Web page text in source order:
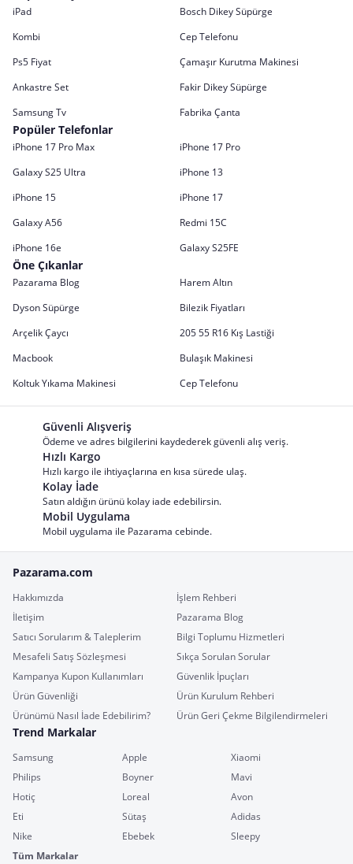
iPad
Bosch Dikey Süpürge
Kombi
Cep Telefonu
Ps5 Fiyat
Çamaşır Kurutma Makinesi
Ankastre Set
Fakir Dikey Süpürge
Samsung Tv
Fabrika Çanta
Popüler Telefonlar
iPhone 17 Pro Max
iPhone 17 Pro
Galaxy S25 Ultra
iPhone 13
iPhone 15
iPhone 17
Galaxy A56
Redmi 15C
iPhone 16e
Galaxy S25FE
Öne Çıkanlar
Pazarama Blog
Harem Altın
Dyson Süpürge
Bilezik Fiyatları
Arçelik Çaycı
205 55 R16 Kış Lastiği
Macbook
Bulaşık Makinesi
Koltuk Yıkama Makinesi
Cep Telefonu
Güvenli Alışveriş
Ödeme ve adres bilgilerini kaydederek güvenli alış veriş.
Hızlı Kargo
Hızlı kargo ile ihtiyaçlarına en kısa sürede ulaş.
Kolay İade
Satın aldığın ürünü kolay iade edebilirsin.
Mobil Uygulama
Mobil uygulama ile Pazarama cebinde.
Pazarama.com
Hakkımızda
İşlem Rehberi
İletişim
Pazarama Blog
Satıcı Sorularım & Taleplerim
Bilgi Toplumu Hizmetleri
Mesafeli Satış Sözleşmesi
Sıkça Sorulan Sorular
Kampanya Kupon Kullanımları
Güvenlik İpuçları
Ürün Güvenliği
Ürün Kurulum Rehberi
Ürünümü Nasıl İade Edebilirim?
Ürün Geri Çekme Bilgilendirmeleri
Trend Markalar
Samsung Apple
Xiaomi
Philips
Boyner
Mavi
Hotiç
Loreal
Avon
Eti
Sütaş
Adidas
Nike
Ebebek
Sleepy
Tüm Markalar